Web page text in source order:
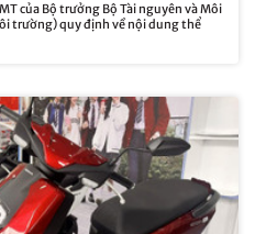
của Bộ trưởng Bộ Tài nguyên và Môi
trường) quy định về nội dung thể